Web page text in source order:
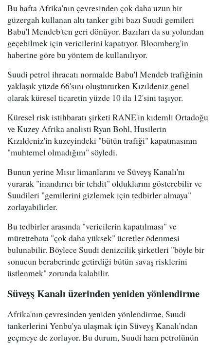
Bu hafta Afrika'nın çevresinden çok daha uzun bir
güzergah kullanan altı tanker gibi bazı Suudi gemileri
Babu'l Mendeb'ten geri dönüyor. Bazıları da su yolundan
geçebilmek için vericilerini kapatıyor. Bloomberg'in
haberine göre bu yöntem de kullanılıyor.
Suudi petrol ihracatı normalde Babu'l Mendeb trafiğinin
yaklaşık yüzde 66'sını oluştururken Kızıldeniz genel
olarak küresel ticaretin yüzde 10 ila 12'sini taşıyor.
Küresel risk istihbaratı şirketi RANE'in kıdemli Ortadoğu
ve Kuzey Afrika analisti Ryan Bohl, Husilerin
Kızıldeniz'in kuzeyindeki "bütün trafiği" kapatmasının
"muhtemel olmadığını" söyledi.
Bunun yerine Mısır limanlarını ve Süveyş Kanalı'nı
vurarak "inandırıcı bir tehdit" olduklarını gösterebilir ve
Suudileri "gemilerini gizlemek için tedbirler almaya"
zorlayabilirler.
Bu tedbirler arasında "vericilerin kapatılması" ve
mürettebata "çok daha yüksek" ücretler ödenmesi
bulunabilir. Böylece Suudi denizcilik şirketleri "böyle bir
sonucun beraberinde getirdiği bütün savaş risklerini
üstlenmek" zorunda kalabilir.
Süveyş Kanalı üzerinden yeniden yönlendirme
Afrika'nın çevresinden yeniden yönlendirme, Suudi
tankerlerini Yenbu'ya ulaşmak için Süveyş Kanalı'ndan
geçmeye de zorluyor. Bu durum, Suudi ham petrolünün